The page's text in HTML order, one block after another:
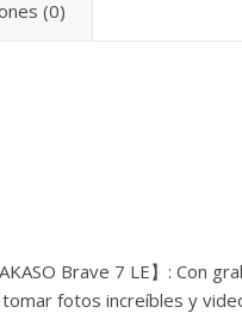
(0)
AKASO Brave 7 LE】: Con
fotos increíbles y